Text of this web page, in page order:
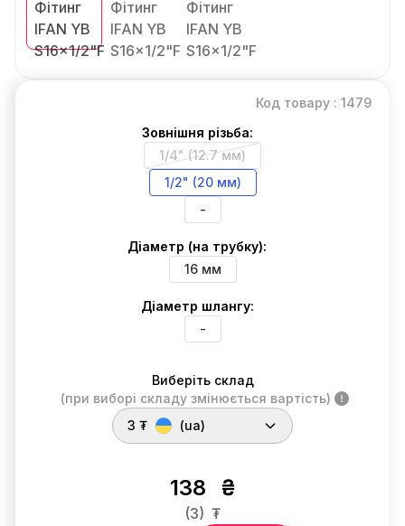
Код товару : 1479
Зовнішня різьба:
1/4" (12.7 мм)
1/2" (20 мм)
-
Діаметр (на трубку):
16 мм
Діаметр шлангу:
-
Виберіть склад
(при виборі складу змінюється вартість)
3 ₮
(ua)
138 ₴
(3) ₮